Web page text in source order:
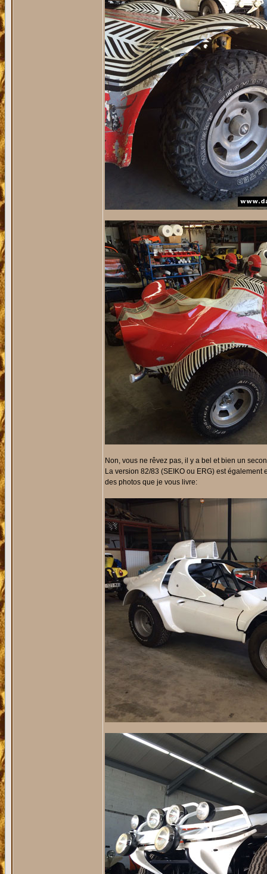
Non, vous ne rêvez pas, il y a bel et bien un
La version 82/83 (SEIKO ou ERG) est
des photos que je vous livre: